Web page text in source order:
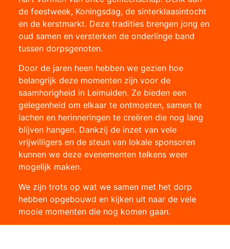
de feestweek, Koningsdag, de sinterklaasintocht
en de kerstmarkt. Deze tradities brengen jong en
oud samen en versterken de onderlinge band
tussen dorpsgenoten.
Door de jaren heen hebben we gezien hoe
belangrijk deze momenten zijn voor de
saamhorigheid in Leimuiden. Ze bieden een
gelegenheid om elkaar te ontmoeten, samen te
lachen en herinneringen te creëren die nog lang
blijven hangen. Dankzij de inzet van vele
vrijwilligers en de steun van lokale sponsoren
kunnen we deze evenementen telkens weer
mogelijk maken.
We zijn trots op wat we samen met het dorp
hebben opgebouwd en kijken uit naar de vele
mooie momenten die nog komen gaan.